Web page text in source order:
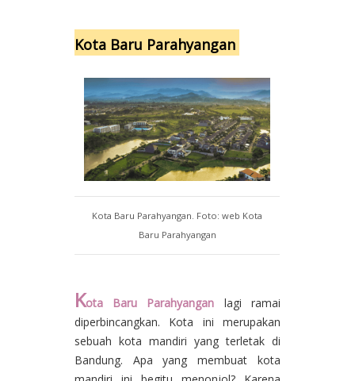
Kota Baru Parahyangan
Kota Baru Parahyangan. Foto: web Kota
Baru Parahyangan
Kota Baru Parahyangan lagi ramai
diperbincangkan. Kota ini merupakan
sebuah kota mandiri yang terletak di
Bandung. Apa yang membuat kota